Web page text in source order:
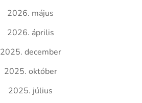
2026. május
2026. április
2025. december
2025. október
2025. július